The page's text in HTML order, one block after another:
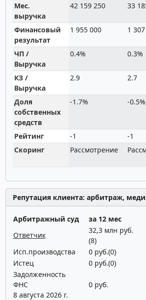
Мес.
выручка
42 159 250 33
Финансовый
результат
1 955 000 1
ЧП /
Выручка
0.4% 0.3%
КЗ /
Выручка
2.9 2.7
Доля
собственных
средств
-1.7% -0.5%
Рейтинг -1 -1
Скоринг
Рассмотрение
Репутация клиента: арбитраж,
Арбитражный суд за 12 мес
Ответчик
32,3 млн руб.
(8)
Исп.производства
0 руб.(0)
Истец
0 руб.(0)
Задолженность
ФНС
8 августа 2026 г.
0 руб.